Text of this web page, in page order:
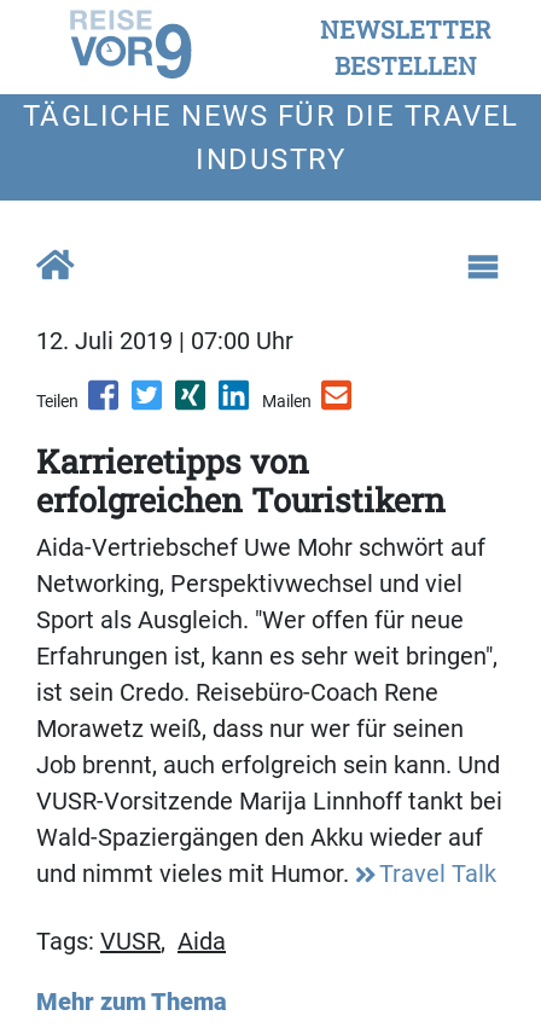
NEWSLETTER
BESTELLEN
TÄGLICHE NEWS FÜR DIE TRAVEL
INDUSTRY
12. Juli 2019 | 07:00 Uhr
Teilen Mailen
Karrieretipps von
erfolgreichen Touristikern
Aida-Vertriebschef Uwe Mohr schwört auf
Networking, Perspektivwechsel und viel
Sport als Ausgleich. "Wer offen für neue
Erfahrungen ist, kann es sehr weit bringen",
ist sein Credo. Reisebüro-Coach Rene
Morawetz weiß, dass nur wer für seinen
Job brennt, auch erfolgreich sein kann. Und
VUSR-Vorsitzende Marija Linnhoff tankt bei
Wald-Spaziergängen den Akku wieder auf
und nimmt vieles mit Humor.
Travel Talk
Tags: VUSR, Aida
Mehr zum Thema